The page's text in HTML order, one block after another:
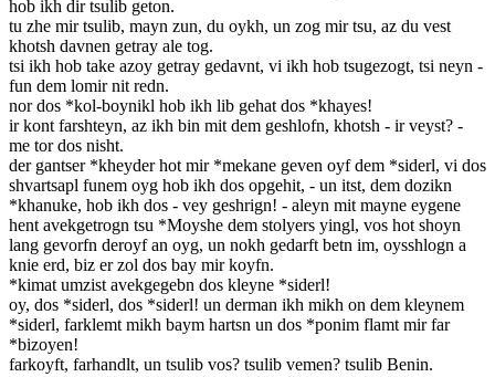
hob ikh dir tsulib geton.
tu zhe mir tsulib, mayn zun, du oykh, un zog mir tsu, az du vest
khotsh davnen getray ale tog.
tsi ikh hob take azoy getray gedavnt, vi ikh hob tsugezogt, tsi neyn -
fun dem lomir nit redn.
nor dos *kol-boynikl hob ikh lib gehat dos *khayes!
ir kont farshteyn, az ikh bin mit dem geshlofn, khotsh - ir veyst? -
me tor dos nisht.
der gantser *kheyder hot mir *mekane geven oyf dem *siderl, vi dos
shvartsapl funem oyg hob ikh dos opgehit, - un itst, dem dozikn
*khanuke, hob ikh dos - vey geshrign! - aleyn mit mayne eygene
hent avekgetrogn tsu *Moyshe dem stolyers yingl, vos hot shoyn
lang gevorfn deroyf an oyg, un nokh gedarft betn im, oysshlogn a
knie erd, biz er zol dos bay mir koyfn.
*kimat umzist avekgegebn dos kleyne *siderl!
oy, dos *siderl, dos *siderl! un derman ikh mikh on dem kleynem
*siderl, farklemt mikh baym hartsn un dos *ponim flamt mir far
*bizoyen!
farkoyft, farhandlt, un tsulib vos? tsulib vemen? tsulib Benin.